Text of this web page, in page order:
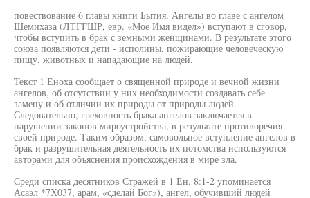
повествование 6 главы книги Бытия. Ангелы во главе с ангелом
Шемихаза (ЛТГГШР, евр. «Мое Имя видел») вступают в сговор,
чтобы вступить в брак с земными женщинами. В результате этого
союза появляются дети - исполины, пожирающие человеческую
пищу, животных и нападающие на людей.
Текст 1 Еноха сообщает о священной природе и вечной жизни
ангелов, об отсутствии у них необходимости создавать себе
замену и об отличии их природы от природы людей.
Следовательно, греховность брака ангелов заключается в
нарушении законов мироустройства, в результате противоречия
своей природе. Таким образом, самовольное вступление ангелов в
брак и разрушительная деятельность их потомства используются
авторами для объяснения происхождения в мире зла.
Среди списка десятников Стражей в 1 Ен. 8:1-2 упоминается
Асаэл *7Х037, арам, «сделай Бог»), ангел, обучивший людей